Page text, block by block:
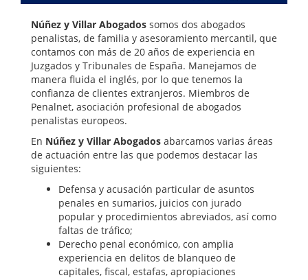
Núñez y Villar Abogados somos dos abogados
penalistas, de familia y asesoramiento mercantil, que
contamos con más de 20 años de experiencia en
Juzgados y Tribunales de España. Manejamos de
manera fluida el inglés, por lo que tenemos la
confianza de clientes extranjeros. Miembros de
Penalnet, asociación profesional de abogados
penalistas europeos.
En Núñez y Villar Abogados abarcamos varias áreas
de actuación entre las que podemos destacar las
siguientes:
Defensa y acusación particular de asuntos
penales en sumarios, juicios con jurado
popular y procedimientos abreviados, así como
faltas de tráfico;
Derecho penal económico, con amplia
experiencia en delitos de blanqueo de
capitales, fiscal, estafas, apropiaciones